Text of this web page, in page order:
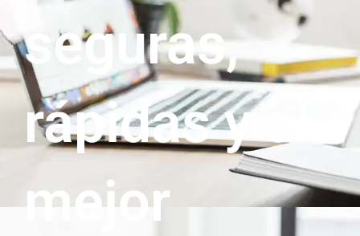
seguras,
rápidas y al
mejor